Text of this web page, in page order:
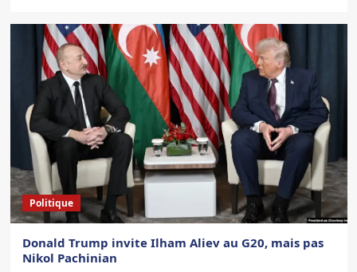
Politique
Donald Trump invite Ilham Aliev au G20, mais pas
Nikol Pachinian